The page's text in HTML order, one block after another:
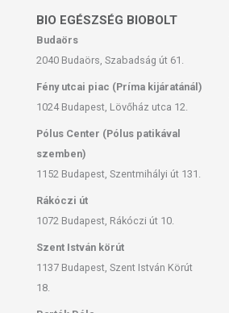
adatok (beleértve a
jellegűek, a tényleges
információkat a termékek
BIO EGÉSZSÉG BIOBOLT
Budaörs
2040 Budaörs, Szabadság út 61.
Fény utcai piac (Príma kijáratánál)
1024 Budapest, Lövőház utca 12.
Pólus Center (Pólus patikával
szemben)
1152 Budapest, Szentmihályi út 131.
Rákóczi út
1072 Budapest, Rákóczi út 10.
Szent István körút
1137 Budapest, Szent István Körút
18.